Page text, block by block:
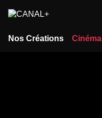
Nos Créations Cinéma